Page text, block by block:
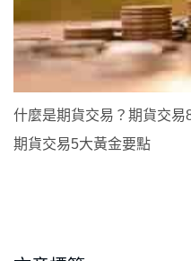
什麼是期貨交易？期貨交
期貨交易5大黃金要點